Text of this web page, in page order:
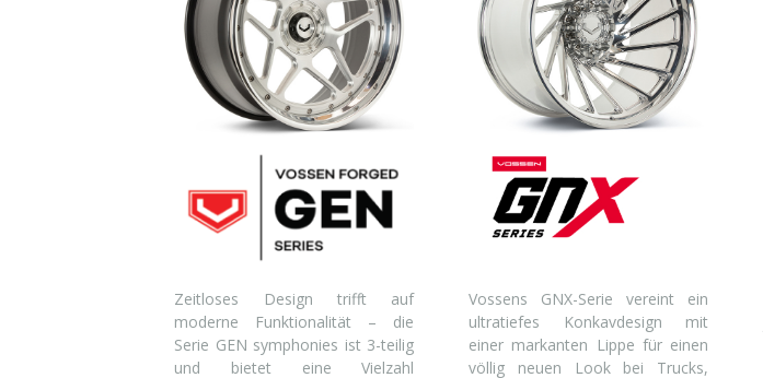
Zeitloses Design trifft auf
moderne Funktionalität – die
Serie GEN symphonies ist 3-teilig
und bietet eine Vielzahl
Vossens GNX-Serie vereint ein
ultratiefes Konkavdesign mit
einer markanten Lippe für einen
völlig neuen Look bei Trucks,